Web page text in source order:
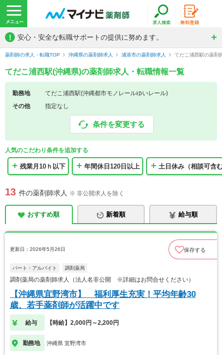
! 安心・安全な転職サポートの提供に努めます。
薬剤師の求人・転職TOP 沖縄県の薬剤師求人 浦添市の薬剤師求人 てだこ浦西駅の薬剤
てだこ浦西駅(沖縄県)の薬剤師求人・転職情報一覧
勤務地
てだこ浦西駅(沖縄都市モノレールゆいレール)
その他
指定なし
条件を変更する
人気のこだわり条件を追加する
残業月10ｈ以下 年間休日120日以上 土日休み（相談可含
13 件の薬剤師求人 ※ 非公開求人を除く
おすすめ順 新着順 給与順
更新日：2026年5月26日 保存する
パート・アルバイト 調剤薬局
調剤薬局の薬剤師求人（法人名非公開 ※詳細はお問合せください）
【沖縄県宜野湾市】 福利厚生充実！平均年齢30
歳、若手薬剤師が活躍中です
給与 【時給】2,000円～2,200円
勤務地 沖縄県 宜野湾市